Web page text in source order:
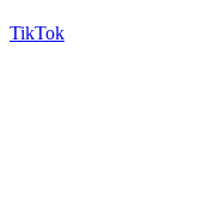
TikTok